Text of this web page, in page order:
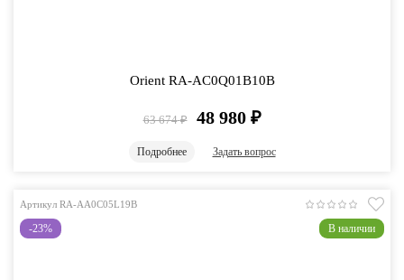
Orient RA-AC0Q01B10B
63 674 ₽ 48 980 ₽
Подробнее Задать вопрос
Артикул RA-AA0C05L19B
-23% В наличии